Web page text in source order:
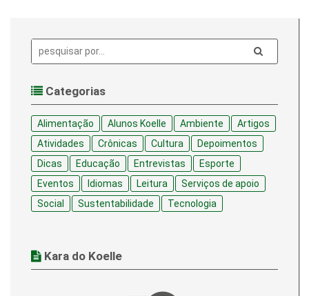
Pesquisa:
Categorias
Alimentação Alunos Koelle Ambiente
Artigos
Atividades
Crônicas Cultura
Depoimentos
Dicas
Educação Entrevistas
Esporte
Eventos
Idiomas Leitura
Serviços de apoio
Social
Sustentabilidade Tecnologia
Kara do Koelle